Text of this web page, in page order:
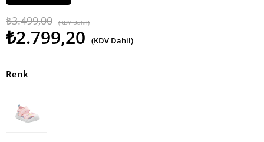
₺3.499,00 (KDV Dahil)
₺2.799,20 (KDV Dahil)
Renk